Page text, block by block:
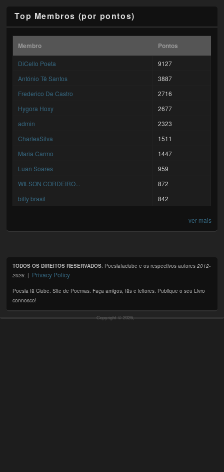
Top Membros (por pontos)
Membro Pontos
DiCello Poeta
9127
António Tê Santos
3887
Frederico De Castro
2716
Hygora Hoxy
2677
admin
2323
CharlesSilva
1511
Maria Carmo
1447
Luan Soares
959
WILSON CORDEIRO...
872
billy brasil
842
ver mais
TODOS OS DIREITOS RESERVADOS: Poesiafaclube e os respectivos autores2012-
2026. | Privacy Policy
Poesia fã Clube. Site de Poemas. Faça amigos, fãs e leitores. Publique o seu Livro
connosco!
Copyright © 2026,